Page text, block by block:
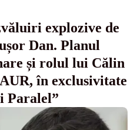
explozive de
Dan. Planul
și rolul lui Călin
în exclusivitate
Paralel”